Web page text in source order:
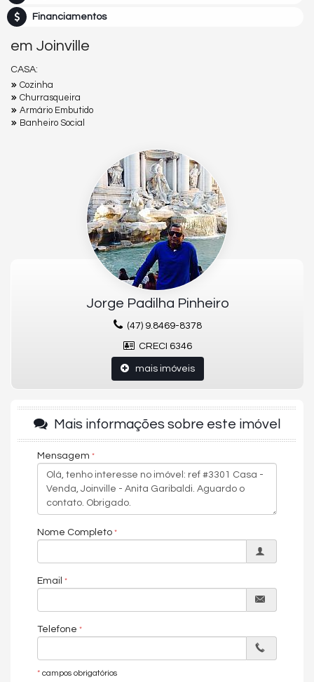
Financiamentos
em Joinville
CASA:
Cozinha
Churrasqueira
Armário Embutido
Banheiro Social
Jorge Padilha Pinheiro
(47) 9.8469-8378
CRECI 6346
mais imóveis
Mais informações sobre este imóvel
Mensagem
Nome Completo
Email
Telefone
* campos obrigatórios